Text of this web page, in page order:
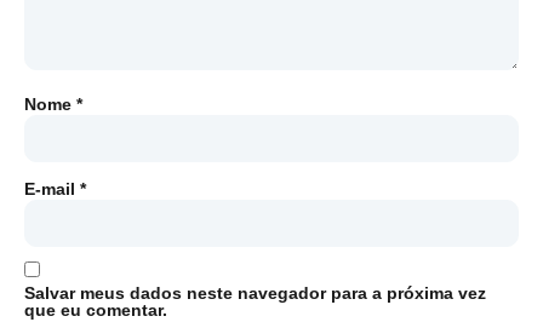
Nome *
E-mail *
Salvar meus dados neste navegador para a próxima vez
que eu comentar.